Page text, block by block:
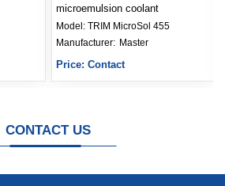
microemulsion coolant
Model: TRIM MicroSol 455
Manufacturer: Master
Price: Contact
CONTACT US